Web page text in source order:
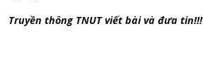
Truyền thông TNUT viết bài và đưa tin!!!